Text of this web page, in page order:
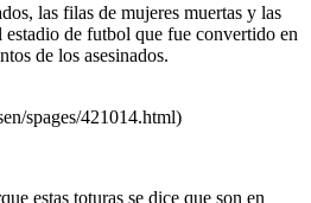
las filas de mujeres muertas y las
estadio de futbol que fue convertido en
de los asesinados.
spages/421014.html)
estas toturas se dice que son en